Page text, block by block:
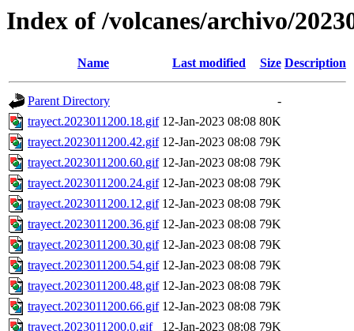
Index of /volcanes/archivo/
Name Last modified Size Description
Parent Directory
-
trayect.2023011200.18.gif 12-Jan-2023 08:08 80K
trayect.2023011200.42.gif 12-Jan-2023 08:08 79K
trayect.2023011200.60.gif 12-Jan-2023 08:08 79K
trayect.2023011200.24.gif 12-Jan-2023 08:08 79K
trayect.2023011200.12.gif 12-Jan-2023 08:08 79K
trayect.2023011200.36.gif 12-Jan-2023 08:08 79K
trayect.2023011200.30.gif 12-Jan-2023 08:08 79K
trayect.2023011200.54.gif 12-Jan-2023 08:08 79K
trayect.2023011200.48.gif 12-Jan-2023 08:08 79K
trayect.2023011200.66.gif 12-Jan-2023 08:08 79K
trayect.2023011200.0.gif
12-Jan-2023 08:08 79K